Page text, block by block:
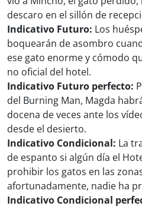
descaro en el sillón de
Indicativo Futuro: Los
boquearán de asombro
ese gato enorme y cómodo
no oficial del hotel.
Indicativo Futuro perfecto:
del Burning Man, Magda
docena de veces ante los
desde el desierto.
Indicativo Condicional: La
de espanto si algún día el
prohibir los gatos en las
afortunadamente, nadie ha
Indicativo Condicional